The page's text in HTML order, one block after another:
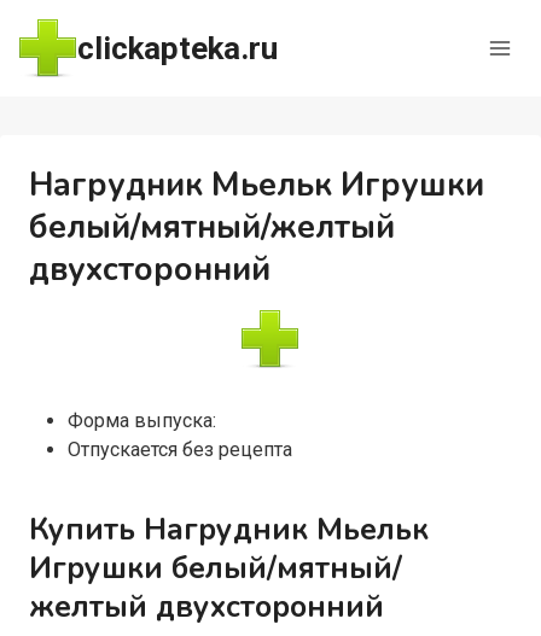
Перейти
содержимому
clickapteka.ru
Нагрудник Мьельк Игрушки
белый/мятный/желтый
двухсторонний
Форма выпуска:
Отпускается без рецепта
Купить Нагрудник Мьельк
Игрушки белый/мятный/
желтый двухсторонний